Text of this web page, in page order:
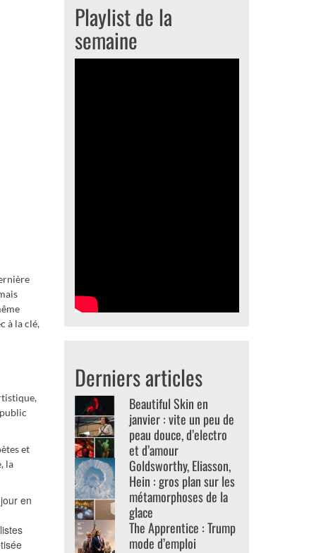
à la clé,
et
la
en
Playlist de la
semaine
Derniers articles
Beautiful Skin en
janvier : vite un peu de
peau douce, d’electro
et d’amour
Goldsworthy, Eliasson,
Hein : gros plan sur les
métamorphoses de la
glace
The Apprentice : Trump
mode d’emploi